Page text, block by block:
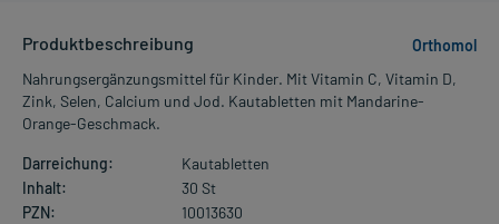
Produktbeschreibung
Orthomol
Nahrungsergänzungsmittel für Kinder. Mit Vitamin C, Vitamin D,
Zink, Selen, Calcium und Jod. Kautabletten mit Mandarine-
Orange-Geschmack.
Darreichung:
Kautabletten
Inhalt:
30 St
PZN:
10013630